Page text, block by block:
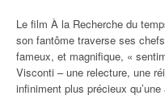
Le film À la Recherche du
son fantôme traverse ses
fameux, et magnifique, «
Visconti – une relecture, une
infiniment plus précieux